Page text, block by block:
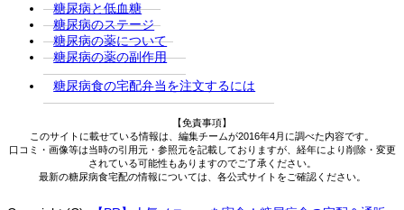
糖尿病と低血糖
糖尿病のステージ
糖尿病の薬について
糖尿病の薬の副作用
糖尿病食の宅配弁当を注文するには
【免責事項】
このサイトに載せている情報は、編集チームが2016年4月に調べた内容です。
口コミ・画像等は当時の引用元・参照元を記載しておりますが、経年により削除・変更
されている可能性もありますのでご了承ください。
最新の糖尿病食宅配の情報については、各公式サイトをご確認ください。